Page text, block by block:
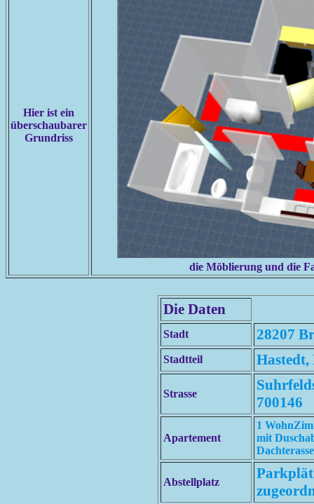
Hier ist ein
überschaubarer
Grundriss
die Möblierung und die
Die Daten
Stadt 28207
Stadtteil Hastedt,
Strasse
700146
Apartement
1
mit
Abstellplatz